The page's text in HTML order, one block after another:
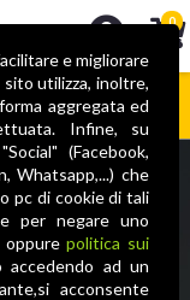
0
nel carrello
– A
Batterie al Litio
– A
e migliorare
utilizza, inoltre,
aggregata ed
Infine, su
(Facebook,
Whatsapp,...) che
pc di cookie di tali
per negare uno
oppurepolitica sui
ad un
acconsente